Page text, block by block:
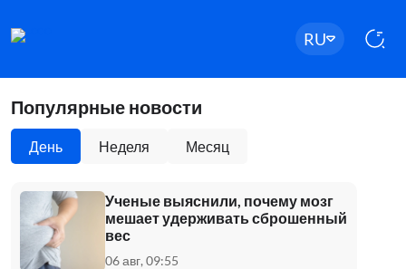
RU
Популярные новости
День Неделя Месяц
Ученые выяснили, почему мозг
мешает удерживать сброшенный
вес
06 авг, 09:55